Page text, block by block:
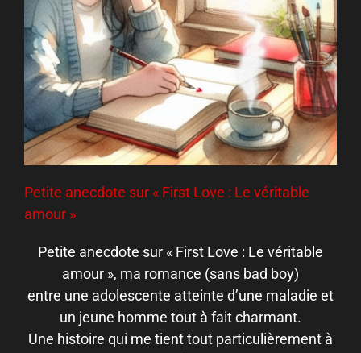
Petite anecdote sur « First Love : Le véritable
amour »
Petite anecdote sur « First Love : Le véritable
amour », ma romance (sans bad boy)
entre une adolescente atteinte d’une maladie et
un jeune homme tout à fait charmant.
Une histoire qui me tient tout particulièrement à